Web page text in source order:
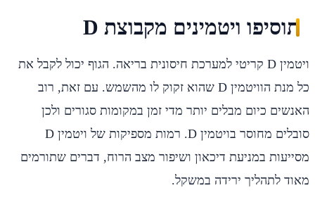
תוסיפו ויטמינים מקבוצת D
ויטמין D קריטי למערכת חיסונית בריאה. הגוף יכול לקבל את
כל מנת הוויטמין D שהוא זקוק לו מהשמש. עם זאת, רוב
האנשים כיום מבלים יותר מדי זמן במקומות סגורים ולכן
סובלים מחוסר בויטמין D. רמות מספיקות של ויטמין D
מסייעות במניעת דיכאון ושיפור מצב הרוח, דברים שתורמים
מאוד לתהליך ירידה במשקל.